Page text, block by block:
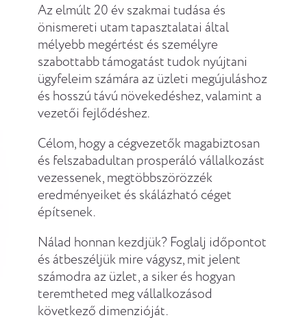
Az elmúlt 20 év szakmai tudása és
önismereti utam tapasztalatai által
mélyebb megértést és személyre
szabottabb támogatást tudok nyújtani
ügyfeleim számára az üzleti megújuláshoz
és hosszú távú növekedéshez, valamint a
vezetői fejlődéshez.
Célom, hogy a cégvezetők magabiztosan
és felszabadultan prosperáló vállalkozást
vezessenek, megtöbbszörözzék
eredményeiket és skálázható céget
építsenek.
Nálad honnan kezdjük? Foglalj időpontot
és átbeszéljük mire vágysz, mit jelent
számodra az üzlet, a siker és hogyan
teremtheted meg vállalkozásod
következő dimenzióját.